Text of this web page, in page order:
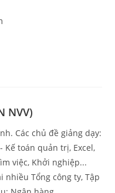
NVV)
Các chủ đề giảng dạy:
toán quản trị, Excel,
việc, Khởi nghiệp...
nhiều Tổng công ty, Tập